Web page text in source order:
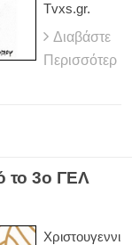
Tvxs.gr.
Διαβάστε
Περισσότερ
το 3ο ΓΕΛ
Χριστουγεννι